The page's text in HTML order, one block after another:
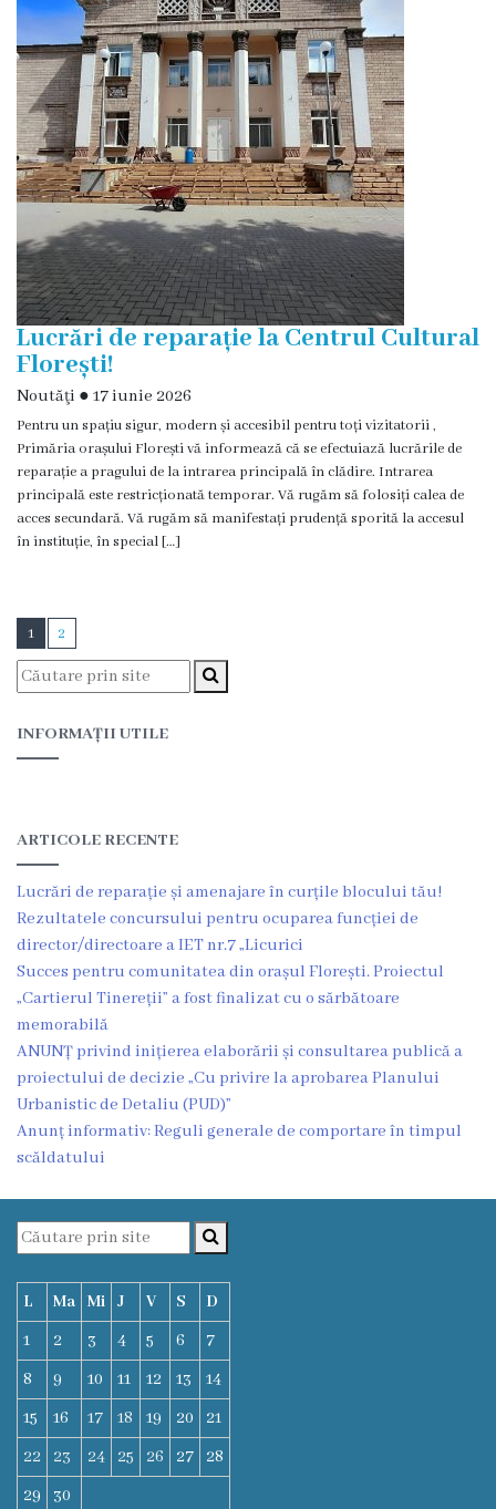
,,Andrieş”
Grădiniţa
„Licurici”
Casa
de
cultură
Stadionul
orășenesc
Florești
Alegeri
Contacte
Lucrări de reparație la Centrul Cultural
Florești!
Noutăţi ● 17 iunie 2026
Pentru un spațiu sigur, modern și accesibil pentru toți vizitatorii ,
Primăria orașului Florești vă informează că se efectuiază lucrările de
reparație a pragului de la intrarea principală în clădire. Intrarea
principală este restricționată temporar. Vă rugăm să folosiți calea de
acces secundară. Vă rugăm să manifestați prudență sporită la accesul
în instituție, în special […]
1 2
INFORMAȚII UTILE
ARTICOLE RECENTE
Lucrări de reparație și amenajare în curțile blocului tău!
Rezultatele concursului pentru ocuparea funcției de
director/directoare a IET nr.7 „Licurici
Succes pentru comunitatea din orașul Florești. Proiectul
„Cartierul Tinereții” a fost finalizat cu o sărbătoare
memorabilă
ANUNȚ privind inițierea elaborării și consultarea publică a
proiectului de decizie „Cu privire la aprobarea Planului
Urbanistic de Detaliu (PUD)”
Anunț informativ: Reguli generale de comportare în timpul
scăldatului
L Ma Mi J V S
D
1
2 3 4 5 6
7
8
9 10 11 12 13
14
15
16 17 18 19 20
21
22
23 24 25 26 27
28
29
30